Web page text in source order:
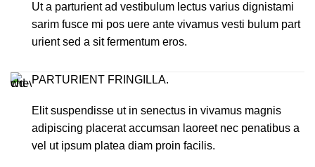
Ut a parturient ad vestibulum lectus varius dignistami
sarim fusce mi pos uere ante vivamus vesti bulum part
urient sed a sit fermentum eros.
PARTURIENT FRINGILLA.
Elit suspendisse ut in senectus in vivamus magnis
adipiscing placerat accumsan laoreet nec penatibus a
vel ut ipsum platea diam proin facilis.